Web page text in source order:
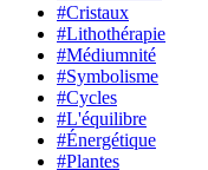
#Cristaux
#Lithothérapie
#Médiumnité
#Symbolisme
#Cycles
#L'équilibre
#Énergétique
#Plantes